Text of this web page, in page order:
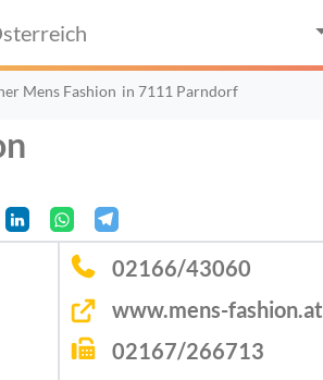
Mens Fashion in 7111 Parndorf
02166/43060
www.mens-fashion.at
02167/266713